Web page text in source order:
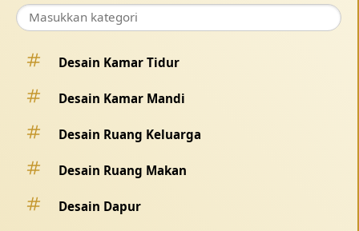
Desain Kamar Tidur
Desain Kamar Mandi
Desain Ruang Keluarga
Desain Ruang Makan
Desain Dapur